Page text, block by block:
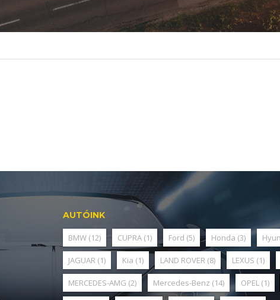
AUTÓINK
BMW (12) CUPRA (1) Ford (5) Honda (3)
JAGUAR (1) Kia (1) LAND ROVER (8) LEXUS (1)
MERCEDES-AMG (2) Mercedes-Benz (14) OPEL (1)